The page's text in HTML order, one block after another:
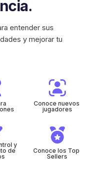
entender sus
y mejorar tu
Conoce nuevos
jugadores
y
de
Conoce los Top
Sellers